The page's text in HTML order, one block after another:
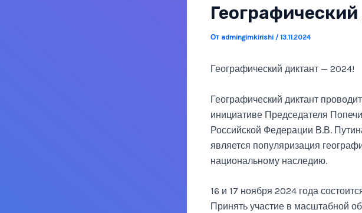
От admingimkirishi / 13.11.2024
Географический диктант — 2024!
Географический диктант
инициативе Председателя
Российской Федерации В.В.
является популяризация
национальному наследию.
16 и 17 ноября 2024 года
Принять участие в масштабной